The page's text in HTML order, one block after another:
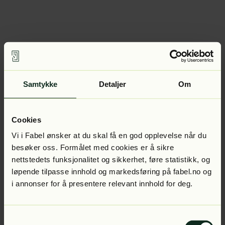
Samtykke Detaljer Om
Cookies
Vi i Fabel ønsker at du skal få en god opplevelse når du
besøker oss. Formålet med cookies er å sikre
nettstedets funksjonalitet og sikkerhet, føre statistikk, og
løpende tilpasse innhold og markedsføring på fabel.no og
i annonser for å presentere relevant innhold for deg.